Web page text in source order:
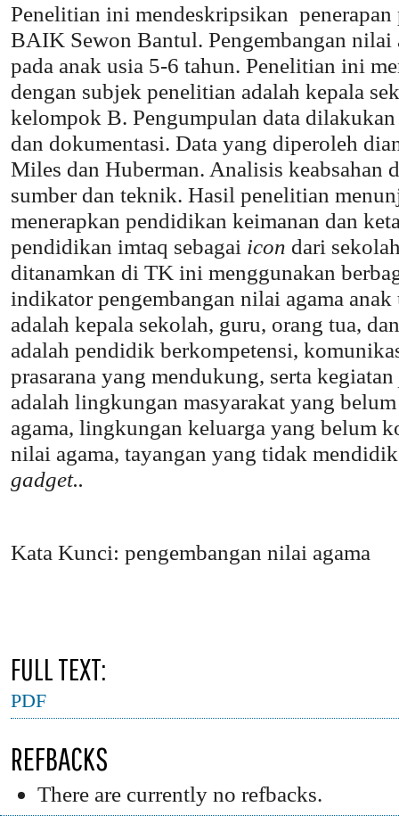
Penelitian ini mendeskripsikan
BAIK Sewon Bantul. Pengembangan
pada anak usia 5-6 tahun. Penelitian ini
dengan subjek penelitian adalah kepala
kelompok B. Pengumpulan data
dan dokumentasi. Data yang diperoleh
Miles dan Huberman. Analisis keabsahan
sumber dan teknik. Hasil penelitian
menerapkan pendidikan keimanan dan
pendidikan imtaq sebagai icon dari
ditanamkan di TK ini menggunakan
indikator pengembangan nilai agama
adalah kepala sekolah, guru, orang tua,
adalah pendidik berkompetensi,
prasarana yang mendukung, serta kegiatan
adalah lingkungan masyarakat yang
agama, lingkungan keluarga yang belum
nilai agama, tayangan yang tidak
gadget..
Kata Kunci: pengembangan nilai agama
FULL TEXT:
PDF
REFBACKS
There are currently no refbacks.